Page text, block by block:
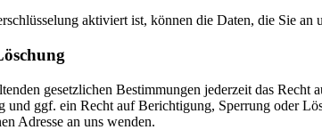
aktiviert ist, können die Daten, die Sie
gesetzlichen Bestimmungen jederzeit das
und ggf. ein Recht auf Berichtigung, Sperrung oder
Adresse an uns wenden.